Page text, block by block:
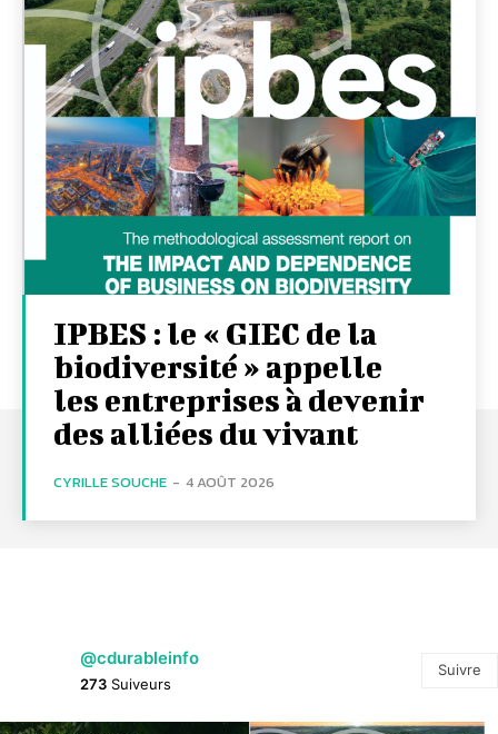
IPBES : le « GIEC de la
biodiversité » appelle
les entreprises à devenir
des alliées du vivant
CYRILLE SOUCHE - 4 AOÛT 2026
@cdurableinfo
273 Suiveurs
Suivre